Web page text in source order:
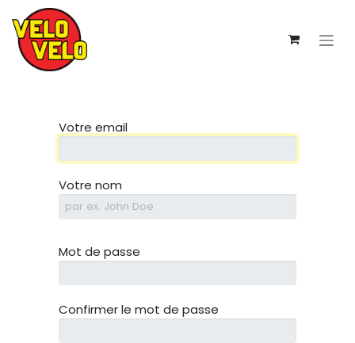
Se rendre au contenu
Votre email
Votre nom
Mot de passe
Confirmer le mot de passe